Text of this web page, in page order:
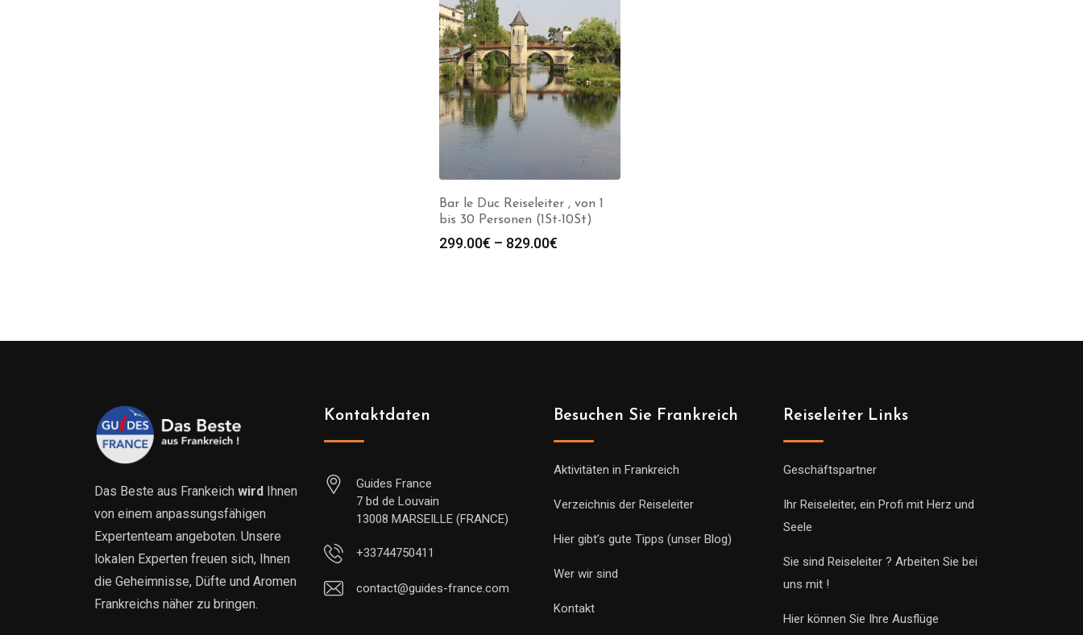
Bar le Duc Reiseleiter , von 1
bis 30 Personen (1St-10St)
299.00€ – 829.00€Preisspanne:
Das Beste aus Frankeich wird Ihnen
von einem anpassungsfähigen
Expertenteam angeboten. Unsere
lokalen Experten freuen sich, Ihnen
die Geheimnisse, Düfte und Aromen
Frankreichs näher zu bringen.
Kontaktdaten
Guides France
7 bd de Louvain
13008 MARSEILLE (FRANCE)
+33744750411
contact@guides-france.com
Besuchen Sie Frankreich
Aktivitäten in Frankreich
Verzeichnis der Reiseleiter
Hier gibt’s gute Tipps (unser Blog)
Wer wir sind
Kontakt
Reiseleiter Links
Geschäftspartner
Ihr Reiseleiter, ein Profi mit Herz und
Seele
Sie sind Reiseleiter ? Arbeiten Sie bei
uns mit !
Hier können Sie Ihre Ausflüge